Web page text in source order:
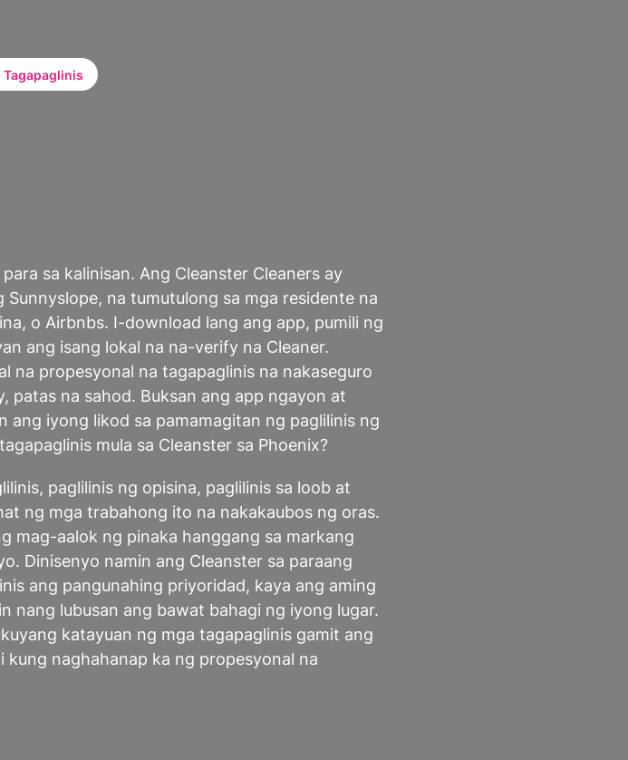
sa kalinisan. Ang Cleanster Cleaners ay
na tumutulong sa mga residente na
o Airbnbs. I-download lang ang app, pumili ng
ang isang lokal na na-verify na Cleaner.
na propesyonal na tagapaglinis na nakaseguro
patas na sahod. Buksan ang app ngayon at
ang iyong likod sa pamamagitan ng paglilinis ng
mula sa Cleanster sa Phoenix?
paglilinis ng opisina, paglilinis sa loob at
ng mga trabahong ito na nakakaubos ng oras.
mag-aalok ng pinaka hanggang sa markang
Dinisenyo namin ang Cleanster sa paraang
ang pangunahing priyoridad, kaya ang aming
nang lubusan ang bawat bahagi ng iyong lugar.
katayuan ng mga tagapaglinis gamit ang
kung naghahanap ka ng propesyonal na